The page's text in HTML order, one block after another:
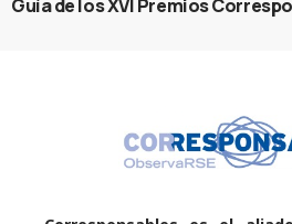
Guía de los XVI Premios